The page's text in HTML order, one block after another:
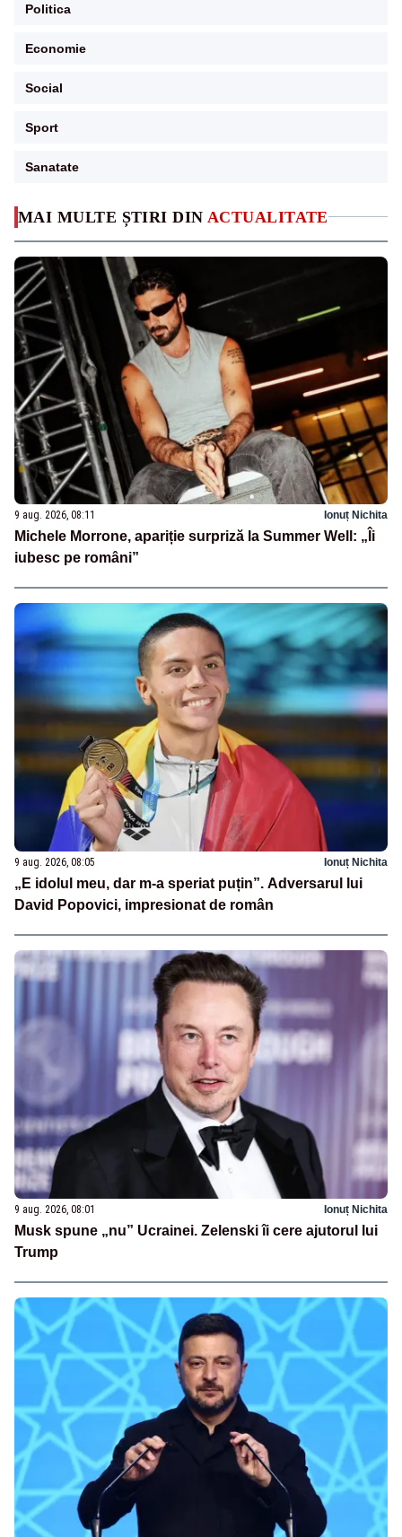
MAI MULTE ȘTIRI DIN ACTUALITATE
9 aug. 2026, 08:11 Ionuț Nichita
Michele Morrone, apariție surpriză la Summer Well: „Îi
iubesc pe români”
9 aug. 2026, 08:05 Ionuț Nichita
„E idolul meu, dar m-a speriat puțin”. Adversarul lui
David Popovici, impresionat de român
9 aug. 2026, 08:01 Ionuț Nichita
Musk spune „nu” Ucrainei. Zelenski îi cere ajutorul lui
Trump
Politica
Economie
Social
Sport
Sanatate